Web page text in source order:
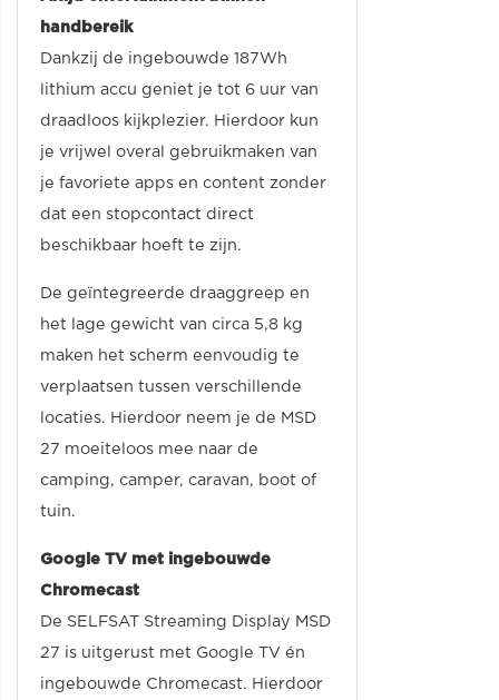
handbereik
Dankzij de ingebouwde 187Wh
lithium accu geniet je tot 6 uur van
draadloos kijkplezier. Hierdoor kun
je vrijwel overal gebruikmaken van
je favoriete apps en content zonder
dat een stopcontact direct
beschikbaar hoeft te zijn.
De geïntegreerde draaggreep en
het lage gewicht van circa 5,8 kg
maken het scherm eenvoudig te
verplaatsen tussen verschillende
locaties. Hierdoor neem je de MSD
27 moeiteloos mee naar de
camping, camper, caravan, boot of
tuin.
Google TV met ingebouwde
Chromecast
De SELFSAT Streaming Display MSD
27 is uitgerust met Google TV én
ingebouwde Chromecast. Hierdoor